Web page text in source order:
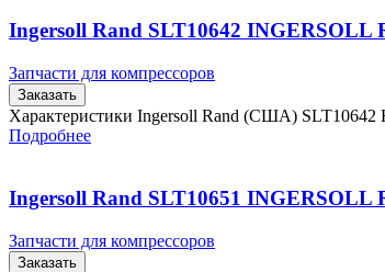
Ingersoll Rand SLT10642 INGERSOLL
Запчасти для компрессоров
Заказать
Характеристики Ingersoll Rand (США)
Подробнее
Ingersoll Rand SLT10651 INGERSOLL
Запчасти для компрессоров
Заказать